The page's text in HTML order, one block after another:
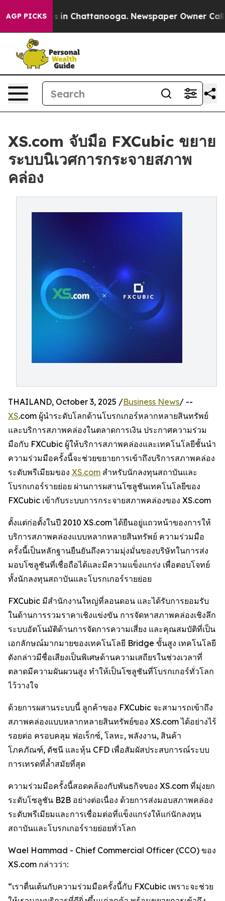
AGP PICKS
Chaos in Chattanooga. Newspaper Owner Calls
XS.com จับมือ FXCubic ขยาย
ระบบนิเวศการกระจายสภาพ
คล่อง
THAILAND, October 3, 2025 /Business News/ --
XS.com ผู้นำระดับโลกด้านโบรกเกอร์หลากหลายสินทรัพย์
และบริการสภาพคล่องในตลาดการเงิน ประกาศความร่วม
มือกับ FXCubic ผู้ให้บริการสภาพคล่องและเทคโนโลยีชั้นนำ
ความร่วมมือครั้งนี้จะช่วยขยายการเข้าถึงบริการสภาพคล่อง
ระดับพรีเมียมของ XS.com สำหรับนักลงทุนสถาบันและ
โบรกเกอร์รายย่อย ผ่านการผสานโซลูชันเทคโนโลยีของ
FXCubic เข้ากับระบบการกระจายสภาพคล่องของ XS.com
ตั้งแต่ก่อตั้งในปี 2010 XS.com ได้ยืนอยู่แถวหน้าของการให้
บริการสภาพคล่องแบบหลากหลายสินทรัพย์ ความร่วมมือ
ครั้งนี้เป็นหลักฐานยืนยันถึงความมุ่งมั่นของบริษัทในการส่ง
มอบโซลูชันที่เชื่อถือได้และมีความแข็งแกร่ง เพื่อตอบโจทย์
ทั้งนักลงทุนสถาบันและโบรกเกอร์รายย่อย
FXCubic มีสำนักงานใหญ่ที่ลอนดอน และได้รับการยอมรับ
ในด้านการรวมราคาเชิงแข่งขัน การจัดหาสภาพคล่องเชิงลึก
ระบบอัตโนมัติด้านการจัดการความเสี่ยง และคุณสมบัติที่เป็น
เอกลักษณ์มากมายของเทคโนโลยี Bridge ขั้นสูง เทคโนโลยี
ดังกล่าวมีชื่อเสียงเป็นพิเศษด้านความเสถียรในช่วงเวลาที่
ตลาดมีความผันผวนสูง ทำให้เป็นโซลูชันที่โบรกเกอร์ทั่วโลก
ไว้วางใจ
ด้วยการผสานระบบนี้ ลูกค้าของ FXCubic จะสามารถเข้าถึง
สภาพคล่องแบบหลากหลายสินทรัพย์ของ XS.com ได้อย่างไร้
รอยต่อ ครอบคลุม ฟอเร็กซ์, โลหะ, พลังงาน, สินค้า
โภคภัณฑ์, ดัชนี และหุ้น CFD เพื่อสัมผัสประสบการณ์ระบบ
การเทรดที่ล้ำสมัยที่สุด
ความร่วมมือครั้งนี้สอดคล้องกับพันธกิจของ XS.com ที่มุ่งยก
ระดับโซลูชัน B2B อย่างต่อเนื่อง ด้วยการส่งมอบสภาพคล่อง
ระดับพรีเมียมและการเชื่อมต่อที่แข็งแกร่งให้แก่นักลงทุน
สถาบันและโบรกเกอร์รายย่อยทั่วโลก
Wael Hammad - Chief Commercial Officer (CCO) ของ
XS.com กล่าวว่า:
“เราตื่นเต้นกับความร่วมมือครั้งนี้กับ FXCubic เพราะจะช่วย